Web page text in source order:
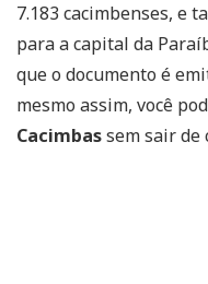
7.183 cacimbenses, e
para a capital da
que o documento é
mesmo assim, você
Cacimbassem sair de